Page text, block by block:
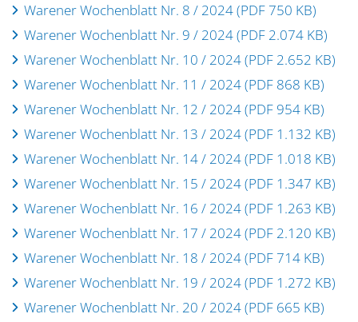
Warener Wochenblatt Nr. 8 / 2024 (PDF 750 KB)
Warener Wochenblatt Nr. 9 / 2024 (PDF 2.074 KB)
Warener Wochenblatt Nr. 10 / 2024 (PDF 2.652 KB)
Warener Wochenblatt Nr. 11 / 2024 (PDF 868 KB)
Warener Wochenblatt Nr. 12 / 2024 (PDF 954 KB)
Warener Wochenblatt Nr. 13 / 2024 (PDF 1.132 KB)
Warener Wochenblatt Nr. 14 / 2024 (PDF 1.018 KB)
Warener Wochenblatt Nr. 15 / 2024 (PDF 1.347 KB)
Warener Wochenblatt Nr. 16 / 2024 (PDF 1.263 KB)
Warener Wochenblatt Nr. 17 / 2024 (PDF 2.120 KB)
Warener Wochenblatt Nr. 18 / 2024 (PDF 714 KB)
Warener Wochenblatt Nr. 19 / 2024 (PDF 1.272 KB)
Warener Wochenblatt Nr. 20 / 2024 (PDF 665 KB)